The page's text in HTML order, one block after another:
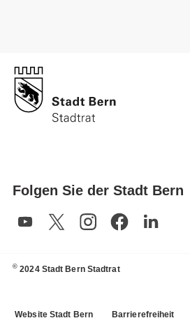
Folgen Sie der Stadt Bern
© 2024 Stadt Bern Stadtrat
Website Stadt Bern Barrierefreiheit